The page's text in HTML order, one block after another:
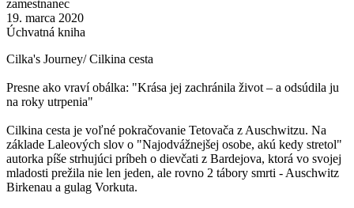
zamestnanec
19. marca 2020
Úchvatná kniha
Cilka's Journey/ Cilkina cesta
Presne ako vraví obálka: "Krása jej zachránila život – a odsúdila ju
na roky utrpenia"
Cilkina cesta je voľné pokračovanie Tetovača z Auschwitzu. Na
základe Laleových slov o "Najodvážnejšej osobe, akú kedy stretol"
autorka píše strhujúci príbeh o dievčati z Bardejova, ktorá vo svojej
mladosti prežila nie len jeden, ale rovno 2 tábory smrti - Auschwitz
Birkenau a gulag Vorkuta.